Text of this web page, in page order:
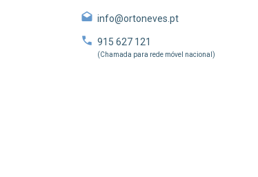
info@ortoneves.pt
915 627 121
(Chamada para rede móvel nacional)